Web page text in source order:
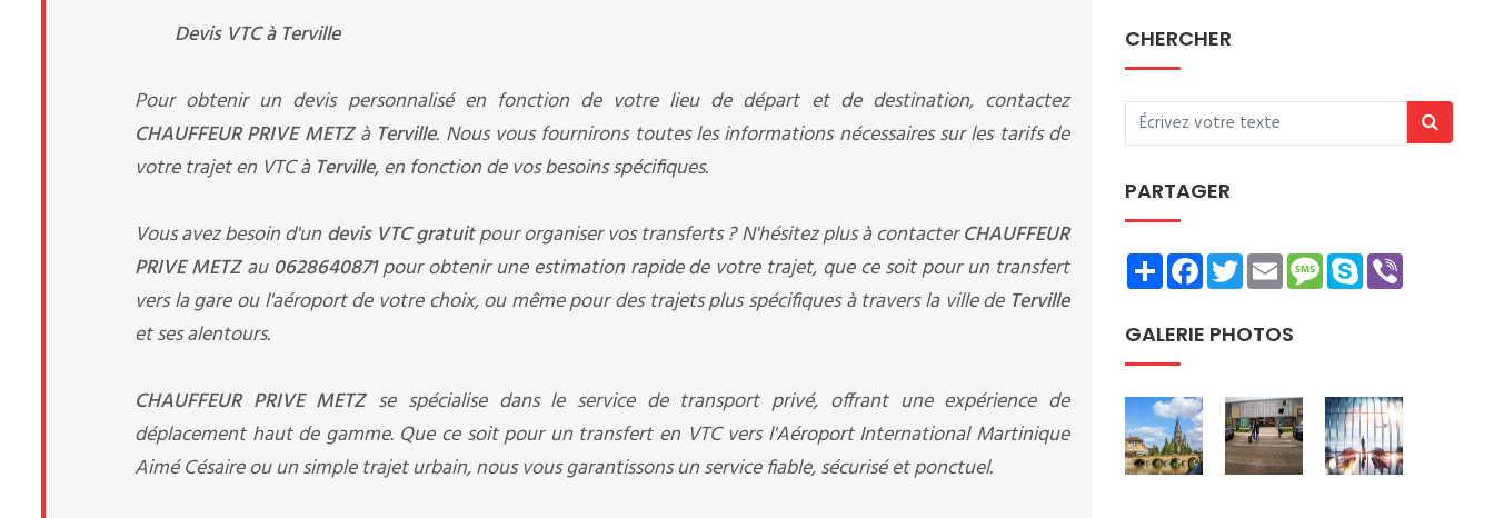
Devis VTC à Terville
Pour obtenir un devis personnalisé en fonction de votre lieu de départ et de destination, contactez
CHAUFFEUR PRIVE METZà Terville. Nous vous fournirons toutes les informations nécessaires sur les tarifs de
votre trajet en VTC à Terville, en fonction de vos besoins spécifiques.
Vous avez besoin d'un devis VTC gratuitpour organiser vos transferts ? N'hésitez plus à contacterCHAUFFEUR
PRIVE METZau 0628640871pour obtenir une estimation rapide de votre trajet, que ce soit pour un transfert
vers la gare ou l'aéroport de votre choix, ou même pour des trajets plus spécifiques à travers la ville de Terville
et ses alentours.
CHAUFFEUR PRIVE METZ se spécialise dans le service de transport privé, offrant une expérience de
déplacement haut de gamme. Que ce soit pour un transfert en VTC vers l'Aéroport International Martinique
Aimé Césaire ou un simple trajet urbain, nous vous garantissons un service fiable, sécurisé et ponctuel.
CHERCHER
PARTAGER
ShareFacebookTwitterEmailMessage
Skype
GALERIE PHOTOS